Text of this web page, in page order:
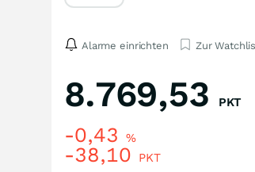
Alarme einrichten Zur
8.769,53 PKT
-0,43 %
-38,10 PKT